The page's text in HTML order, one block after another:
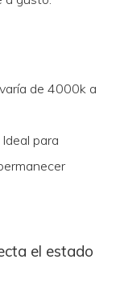
de 4000k a
para
el estado